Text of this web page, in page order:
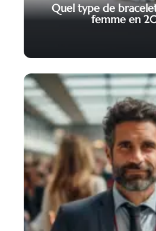
Quel type de
femme en